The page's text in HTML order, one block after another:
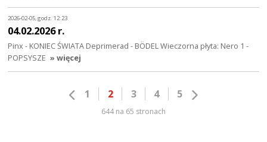
2026-02-05, godz. 12:23
04.02.2026 r.
Pinx - KONIEC ŚWIATA Deprimerad - BÖDEL Wieczorna płyta: Nero 1 -
POPSYSZE » więcej
1 2 3 4 5
644 na 65 stronach